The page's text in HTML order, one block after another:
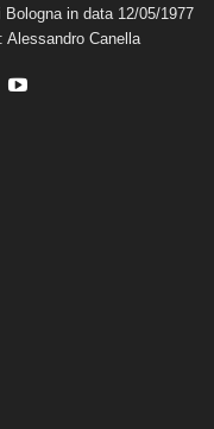
in data 12/05/1977
Alessandro Canella